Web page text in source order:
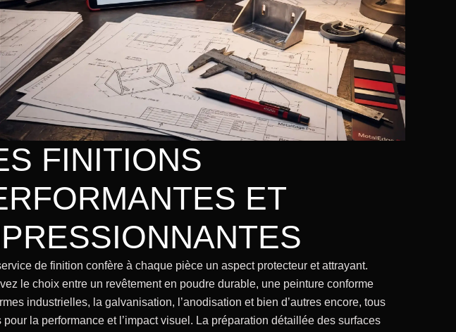
FINITIONS
ET
de finition confère à chaque pièce un aspect protecteur et attrayant.
le choix entre un revêtement en poudre durable, une peinture conforme
industrielles, la galvanisation, l’anodisation et bien d’autres encore, tous
pour la performance et l’impact visuel. La préparation détaillée des surfaces